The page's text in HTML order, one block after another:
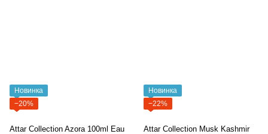
Новинка
−20%
Attar Collection Azora 100ml Eau
Новинка
−22%
Attar Collection Musk Kashmir